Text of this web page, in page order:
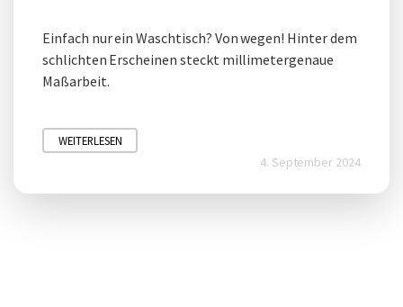
Einfach nur ein Waschtisch? Von wegen! Hinter dem
schlichten Erscheinen steckt millimetergenaue
Maßarbeit.
WEITERLESEN
4. September 2024